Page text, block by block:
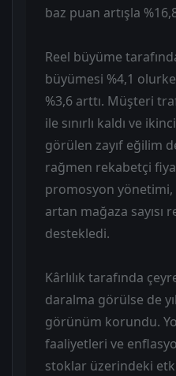
baz puan artışla
Reel büyüme
büyümesi %4,1
%3,6 arttı. Müşteri
ile sınırlı kaldı ve
görülen zayıf eğilim
rağmen rekabetçi
promosyon yönetimi,
artan mağaza sayısı
destekledi.
Kârlılık tarafında
daralma görülse de
görünüm korundu.
faaliyetleri ve
stoklar üzerindeki